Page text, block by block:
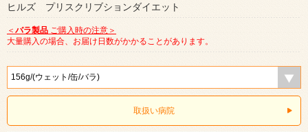
ヒルズ プリスクリブションダイエット
＜ バラ製品 ご購入時の注意＞
大量購入の場合、お届け日数がかかることがあります。
取扱い病院